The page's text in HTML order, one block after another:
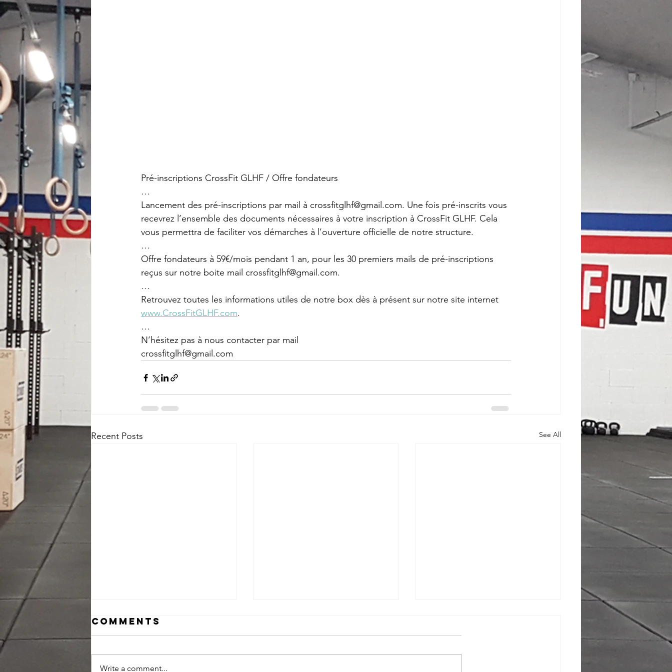
Pré-inscriptions CrossFit GLHF / Offre fondateurs
…
Lancement des pré-inscriptions par mail à crossfitglhf@gmail.com. Une fois pré-inscrits vous
recevrez l’ensemble des documents nécessaires à votre inscription à CrossFit GLHF. Cela
vous permettra de faciliter vos démarches à l’ouverture officielle de notre structure.
…
Offre fondateurs à 59€/mois pendant 1 an, pour les 30 premiers mails de pré-inscriptions
reçus sur notre boite mail crossfitglhf@gmail.com.
…
Retrouvez toutes les informations utiles de notre box dès à présent sur notre site internet
www.CrossFitGLHF.com.
…
N’hésitez pas à nous contacter par mail
crossfitglhf@gmail.com
Recent Posts See All
Comments
Write a comment...